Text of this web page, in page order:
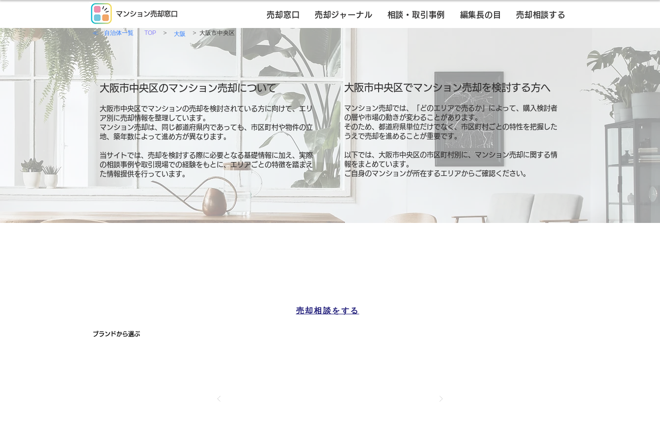
マンション売却窓口 売却窓口 売却ジャーナル 相談・取引事例 編集長の目 売却相談する
≪ 自治体一覧 TOP > 大阪 > 大阪市中央区
大阪市中央区のマンション売却について
大阪市中央区でマンションの売却を検討されている方に向けて、エリ
ア別に売却情報を整理しています。
マンション売却は、同じ都道府県内であっても、市区町村や物件の立
地、築年数によって進め方が異なります。
当サイトでは、売却を検討する際に必要となる基礎情報に加え、実際
の相談事例や取引現場での経験をもとに、エリアごとの特徴を踏まえ
た情報提供を行っています。
大阪市中央区でマンション売却を検討する方へ
マンション売却では、「どのエリアで売るか」によって、購入検討者
の層や市場の動きが変わることがあります。
そのため、都道府県単位だけでなく、市区町村ごとの特性を把握した
うえで売却を進めることが重要です。
以下では、大阪市中央区の市区町村別に、マンション売却に関する情
報をまとめています。
ご自身のマンションが所在するエリアからご確認ください。
売却相談をする
ブランドから選ぶ